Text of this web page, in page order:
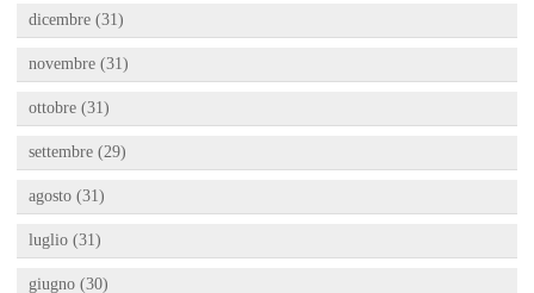
dicembre (31)
novembre (31)
ottobre (31)
settembre (29)
agosto (31)
luglio (31)
giugno (30)